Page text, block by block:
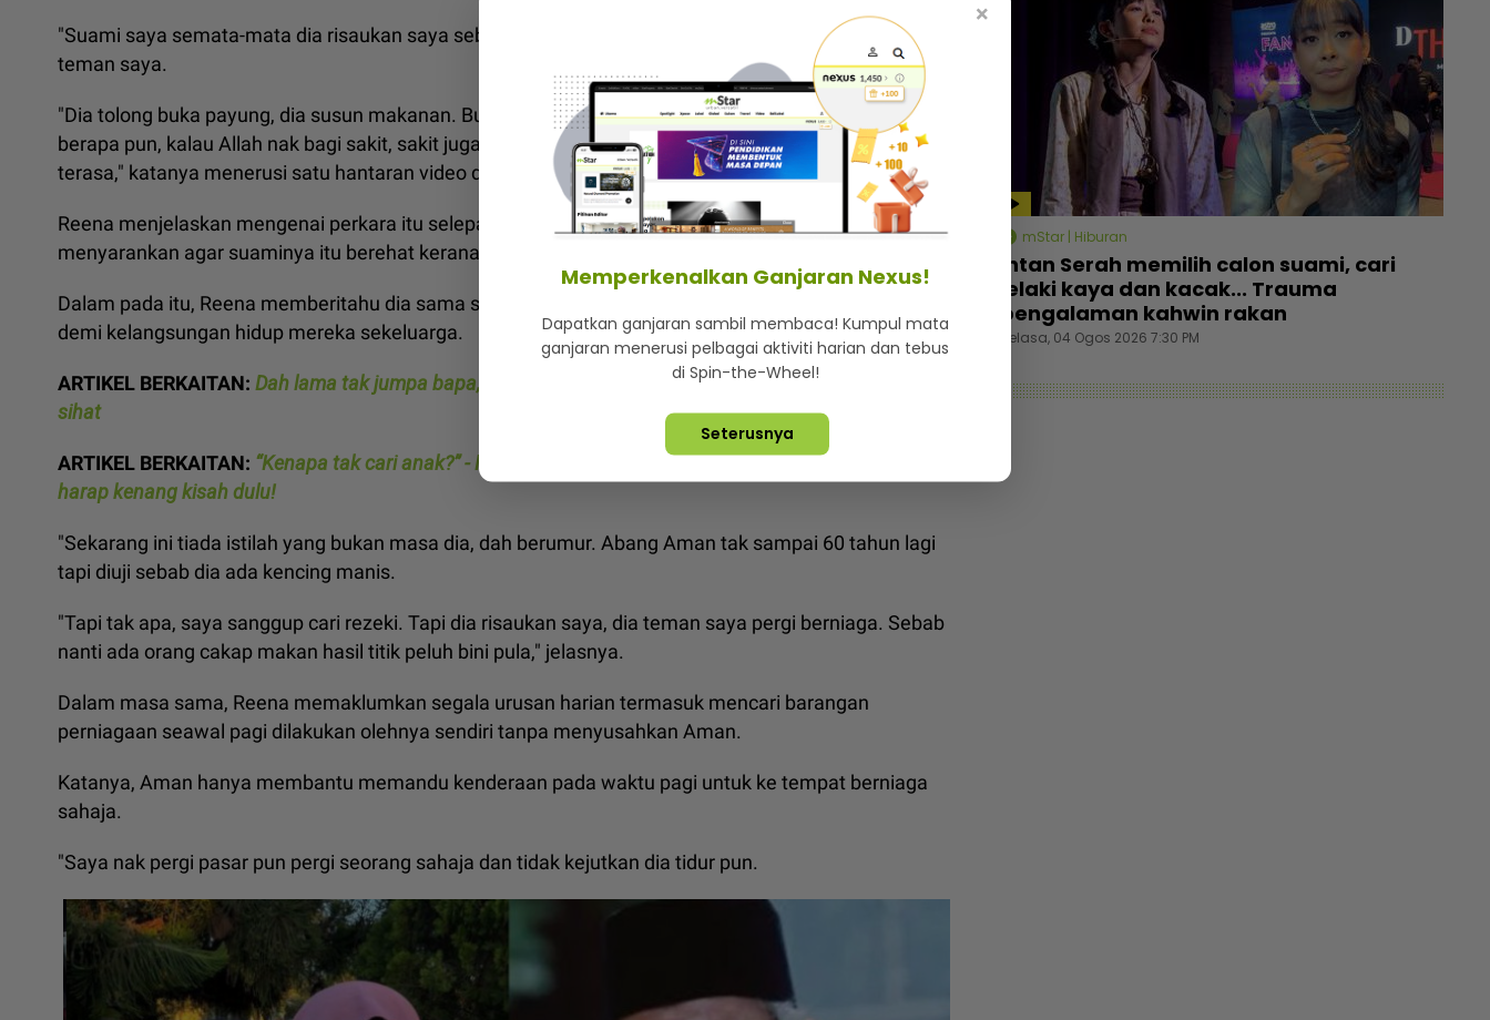
"Suami saya semata-mata dia risaukan saya sebab pergi berniaga seorang perempuan sahaja, jadi dia
teman saya.
"Dia tolong buka payung, dia susun makanan. Bukannya kayu balak pun. Sekarang ni tak kira umur
berapa pun, kalau Allah nak bagi sakit, sakit juga. Tapi hidup mesti diteruskan, minta maaf kalau ada
terasa," katanya menerusi satu hantaran video di TikTok miliknya.
Reena menjelaskan mengenai perkara itu selepas menerima komen daripada seorang netizen yang
menyarankan agar suaminya itu berehat kerana faktor usia dan masalah kesihatan.
Dalam pada itu, Reena memberitahu dia sama sekali tidak pernah berkira untuk keluar mencari rezeki
demi kelangsungan hidup mereka sekeluarga.
ARTIKEL BERKAITAN: Dah lama tak jumpa bapa, anak Mas Idayu dapat maklumat Aman Graseka tidak
sihat
ARTIKEL BERKAITAN: “Kenapa tak cari anak?” - Mas Idayu terkejut Aman Graseka minta bantuan,
harap kenang kisah dulu!
"Sekarang ini tiada istilah yang bukan masa dia, dah berumur. Abang Aman tak sampai 60 tahun lagi
tapi diuji sebab dia ada kencing manis.
"Tapi tak apa, saya sanggup cari rezeki. Tapi dia risaukan saya, dia teman saya pergi berniaga. Sebab
nanti ada orang cakap makan hasil titik peluh bini pula," jelasnya.
Dalam masa sama, Reena memaklumkan segala urusan harian termasuk mencari barangan
perniagaan seawal pagi dilakukan olehnya sendiri tanpa menyusahkan Aman.
Katanya, Aman hanya membantu memandu kenderaan pada waktu pagi untuk ke tempat berniaga
sahaja.
"Saya nak pergi pasar pun pergi seorang sahaja dan tidak kejutkan dia tidur pun.
mStar | Hiburan
Intan Serah memilih calon suami, cari
lelaki kaya dan kacak... Trauma
pengalaman kahwin rakan
Selasa, 04 Ogos 2026 7:30 PM
×
Memperkenalkan Ganjaran Nexus!
Dapatkan ganjaran sambil membaca! Kumpul mata
ganjaran menerusi pelbagai aktiviti harian dan tebus
di Spin-the-Wheel!
Seterusnya